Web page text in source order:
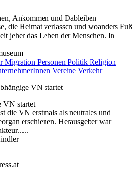
Ankommen und Dableiben
die Heimat verlassen und woanders Fuß
jeher das Leben der Menschen. In
Migration Personen Politik Religion
Vereine Verkehr
VN startet
die VN erstmals als neutrales und
erschienen. Herausgeber war